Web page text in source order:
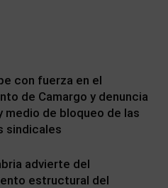
con fuerza en el
de Camargo y denuncia
medio de bloqueo de las
sindicales
advierte del
estructural del